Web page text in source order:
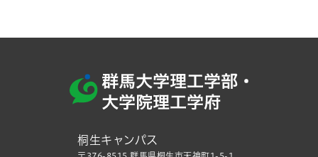
桐生キャンパス